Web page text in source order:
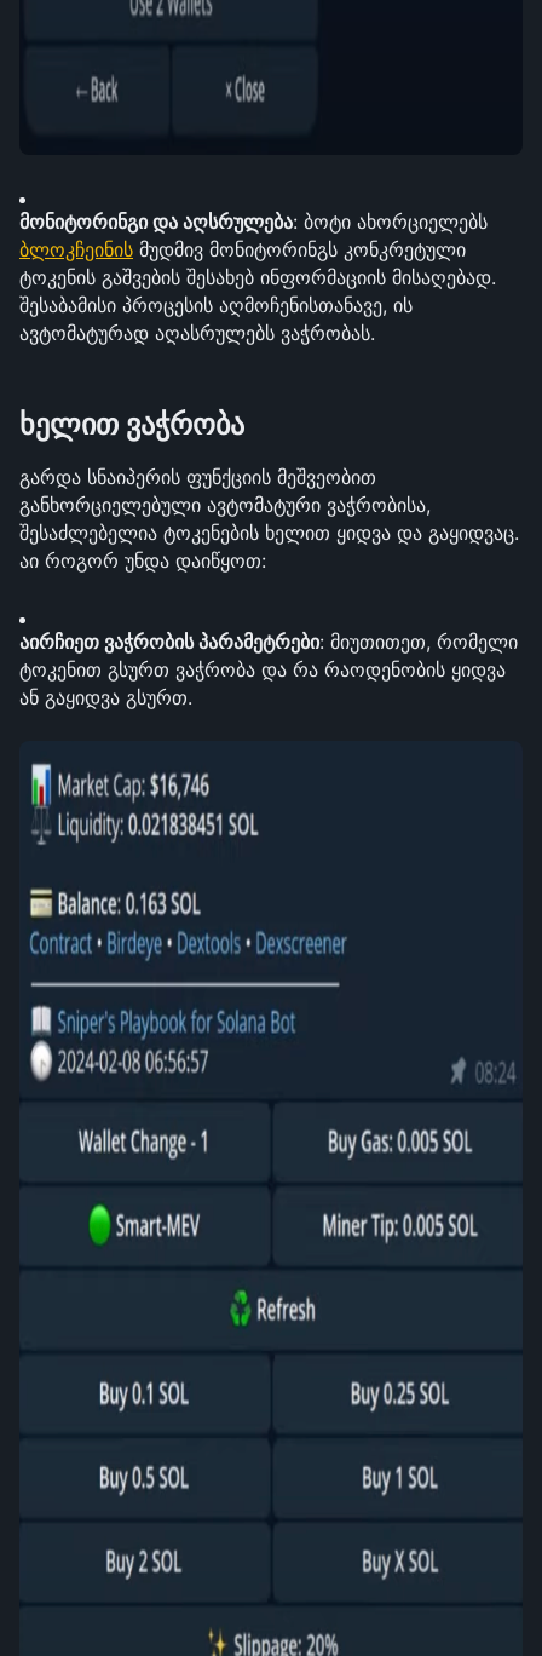
მონიტორინგი და აღსრულება
ბლოკჩეინის მუდმივ მონიტორინგს კონკრეტული
ტოკენის გაშვების შესახებ ინფორმაციის მისაღებად.
შესაბამისი პროცესის აღმოჩენისთანავე, ის
ავტომატურად აღასრულებს ვაჭრობას.
ხელით ვაჭრობა
გარდა სნაიპერის ფუნქციის მეშვეობით
განხორციელებული ავტომატური ვაჭრობისა,
შესაძლებელია ტოკენების ხელით ყიდვა და გაყიდვაც.
აი როგორ უნდა დაიწყოთ:
აირჩიეთ ვაჭრობის პარამეტრები: მიუთითეთ, რომელი
ტოკენით გსურთ ვაჭრობა და რა რაოდენობის ყიდვა
ან გაყიდვა გსურთ.